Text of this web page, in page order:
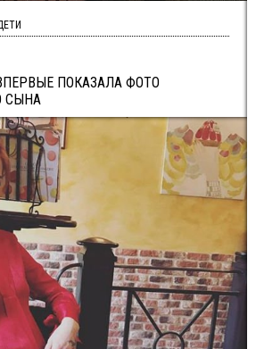
ПОКАЗАЛА ФОТО
СЫНА